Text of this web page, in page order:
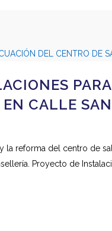
CALLE
la reforma del centro de
Proyecto de